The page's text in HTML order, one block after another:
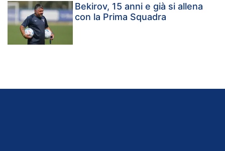
Bekirov, 15 anni e già si allena
con la Prima Squadra